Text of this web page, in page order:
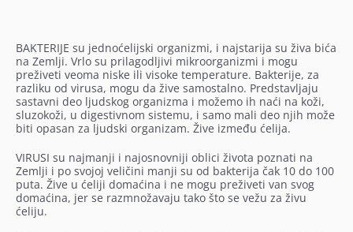
BAKTERIJE su jednoćelijski organizmi, i najstarija su živa bića
na Zemlji. Vrlo su prilagodljivi mikroorganizmi i mogu
preživeti veoma niske ili visoke temperature. Bakterije, za
razliku od virusa, mogu da žive samostalno. Predstavljaju
sastavni deo ljudskog organizma i možemo ih naći na koži,
sluzokoži, u digestivnom sistemu, i samo mali deo njih može
biti opasan za ljudski organizam. Žive između ćelija.
VIRUSI su najmanji i najosnovniji oblici života poznati na
Zemlji i po svojoj veličini manji su od bakterija čak 10 do 100
puta. Žive u ćeliji domaćina i ne mogu preživeti van svog
domaćina, jer se razmnožavaju tako što se vežu za živu
ćeliju.